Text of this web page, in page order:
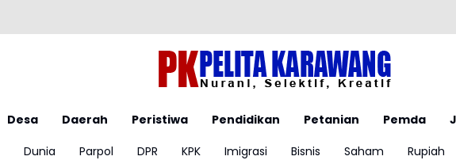
Desa Daerah Peristiwa Pendidikan Petanian Pemda
Dunia Parpol DPR KPK Imigrasi Bisnis Saham Rupiah